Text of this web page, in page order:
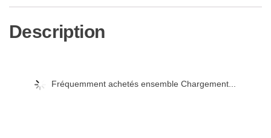
Description
Fréquemment achetés ensemble Chargement...